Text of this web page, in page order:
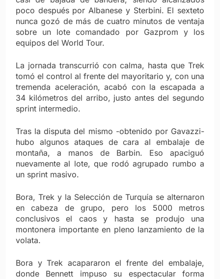
poco después por Albanese y Sterbini. El sexteto
nunca gozó de más de cuatro minutos de ventaja
sobre un lote comandado por Gazprom y los
equipos del World Tour.
La jornada transcurrió con calma, hasta que Trek
tomó el control al frente del mayoritario y, con una
tremenda aceleración, acabó con la escapada a
34 kilómetros del arribo, justo antes del segundo
sprint intermedio.
Tras la disputa del mismo -obtenido por Gavazzi-
hubo algunos ataques de cara al embalaje de
montaña, a manos de Barbin. Eso apaciguó
nuevamente al lote, que rodó agrupado rumbo a
un sprint masivo.
Bora, Trek y la Selección de Turquía se alternaron
en cabeza de grupo, pero los 5000 metros
conclusivos el caos y hasta se produjo una
montonera importante en pleno lanzamiento de la
volata.
Bora y Trek acapararon el frente del embalaje,
donde Bennett impuso su espectacular forma